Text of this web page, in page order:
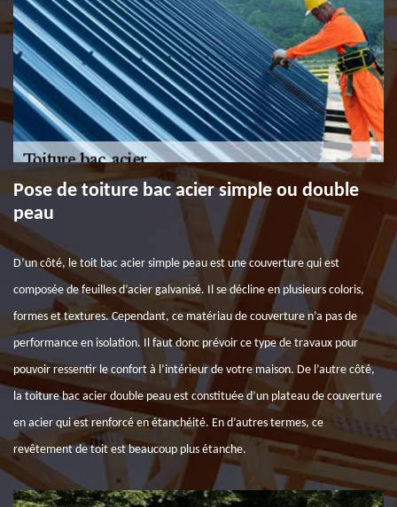
Pose de toiture bac acier simple ou double
peau
D’un côté, le toit bac acier simple peau est une couverture qui est
composée de feuilles d’acier galvanisé. Il se décline en plusieurs coloris,
formes et textures. Cependant, ce matériau de couverture n’a pas de
performance en isolation. Il faut donc prévoir ce type de travaux pour
pouvoir ressentir le confort à l’intérieur de votre maison. De l’autre côté,
la toiture bac acier double peau est constituée d’un plateau de couverture
en acier qui est renforcé en étanchéité. En d’autres termes, ce
revêtement de toit est beaucoup plus étanche.